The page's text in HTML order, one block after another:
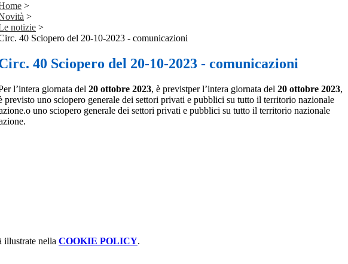
>
>
notizie >
40 Sciopero del 20-10-2023 - comunicazioni
40 Sciopero del 20-10-2023 - comunicazioni
l’intera giornata del 20 ottobre 2023, è previstper l’intera giornata del 20 ottobre 2023,
previsto uno sciopero generale dei settori privati e pubblici su tutto il territorio nazionale
uno sciopero generale dei settori privati e pubblici su tutto il territorio nazionale
illustrate nella COOKIE POLICY.